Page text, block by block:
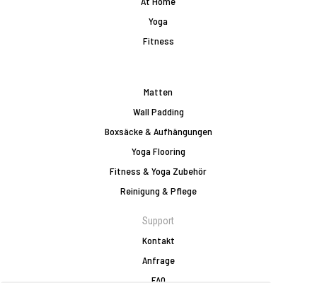
Yoga
Fitness
Matten
Wall Padding
Boxsäcke & Aufhängungen
Yoga Flooring
Fitness & Yoga Zubehör
Reinigung & Pflege
Support
Kontakt
Anfrage
FAQ